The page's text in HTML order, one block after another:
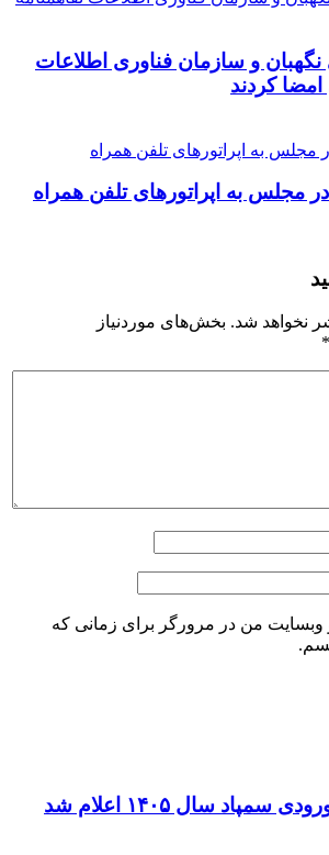
و سازمان فناوری اطلاعات
کردند
در مجلس به اپراتورهای تلفن همراه
نخواهد شد. بخش‌های موردنیاز
*
وبسایت من در مرورگر برای زمانی که
سال ۱۴۰۵ اعلام شد